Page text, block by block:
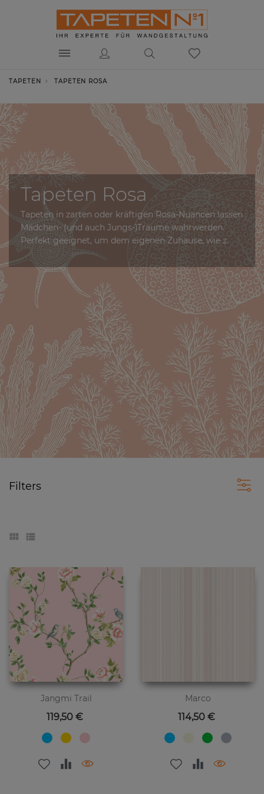
TAPETEN TAPETEN ROSA
Tapeten Rosa
Tapeten in zarten oder kräftigen Rosa-Nuancen lassen
Mädchen- (und auch Jungs-)Träume wahrwerden.
Perfekt geeignet, um dem eigenen Zuhause, wie z.
Jangmi Trail
Preis
119,50 €
Marco
Preis
114,50 €
Filters